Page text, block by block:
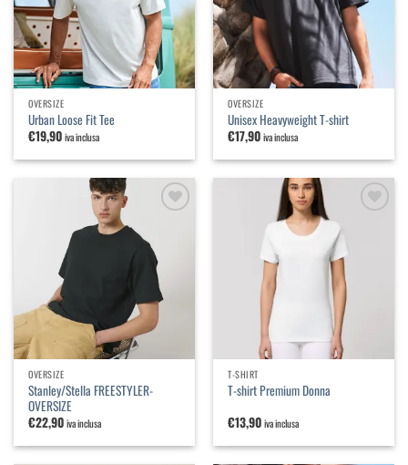
OVERSIZE
Urban Loose Fit Tee
€19,90iva inclusa
OVERSIZE
Unisex Heavyweight T-shirt
€17,90iva inclusa
lista dei
desideri
OVERSIZE
Stanley/Stella FREESTYLER-
OVERSIZE
€22,90iva inclusa
T-SHIRT
T-shirt Premium Donna
€13,90iva inclusa